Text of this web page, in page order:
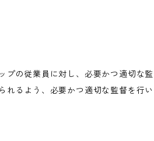
プの従業員に対し、必要かつ適切な
るよう、必要かつ適切な監督を行い